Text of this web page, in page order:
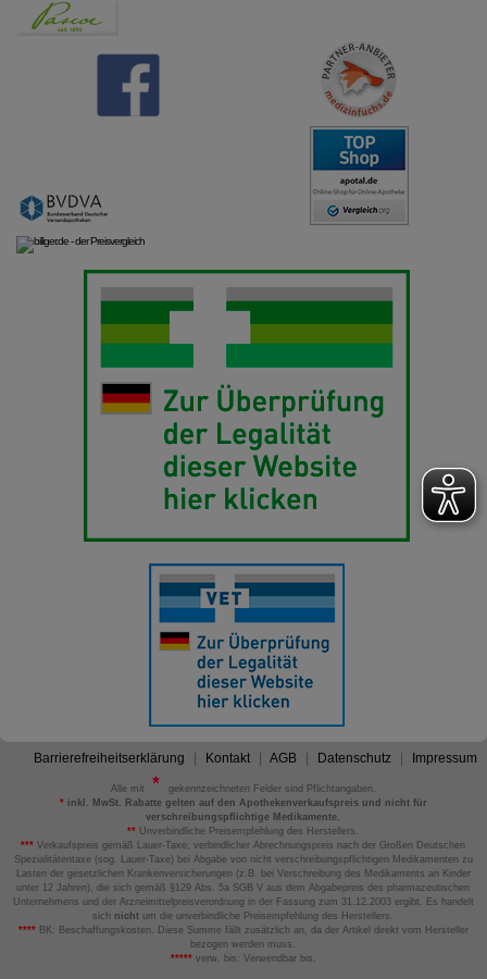
Barrierefreiheitserklärung Kontakt AGB Datenschutz Impressum
Alle mit
gekennzeichneten Felder sind Pflichtangaben.
*inkl. MwSt. Rabatte gelten auf den Apothekenverkaufspreis und nicht für
verschreibungspflichtige Medikamente.
** Unverbindliche Preisempfehlung des Herstellers.
*** Verkaufspreis gemäß Lauer-Taxe; verbindlicher Abrechnungspreis nach der Großen Deutschen
Spezialitätentaxe (sog. Lauer-Taxe) bei Abgabe von nicht verschreibungspflichtigen Medikamenten zu
Lasten der gesetzlichen Krankenversicherungen (z.B. bei Verschreibung des Medikaments an Kinder
unter 12 Jahren), die sich gemäß §129 Abs. 5a SGB V aus dem Abgabepreis des pharmazeutischen
Unternehmens und der Arzneimittelpreisverordnung in der Fassung zum 31.12.2003 ergibt. Es handelt
sich nicht um die unverbindliche Preisempfehlung des Herstellers.
****BK: Beschaffungskosten. Diese Summe fällt zusätzlich an, da der Artikel direkt vom Hersteller
bezogen werden muss.
*****verw. bis: Verwendbar bis.